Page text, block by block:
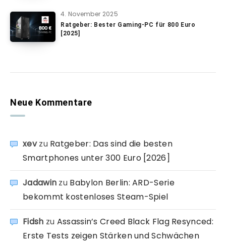
4. November 2025
Ratgeber: Bester Gaming-PC für 800 Euro
[2025]
Neue Kommentare
xevzu Ratgeber: Das sind die besten
Smartphones unter 300 Euro [2026]
Jadawin zu Babylon Berlin: ARD-Serie
bekommt kostenloses Steam-Spiel
Fidsh zu Assassin’s Creed Black Flag Resynced:
Erste Tests zeigen Stärken und Schwächen